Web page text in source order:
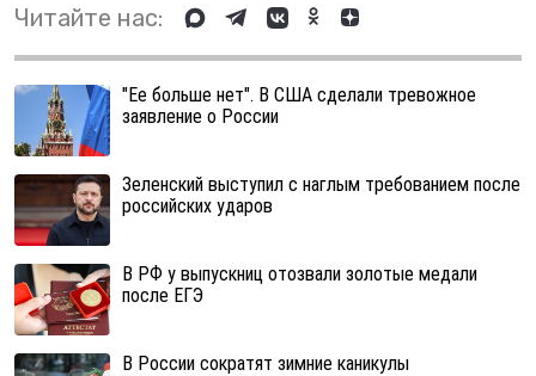
Читайте нас:
"Ее больше нет". В США сделали тревожное
заявление о России
Зеленский выступил с наглым требованием после
российских ударов
В РФ у выпускниц отозвали золотые медали
после ЕГЭ
В России сократят зимние каникулы